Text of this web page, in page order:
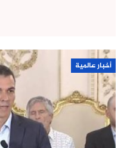
أخبار عالمية